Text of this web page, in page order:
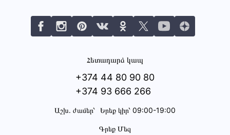
Հետադարձ կապ
+374 44 80 90 80
+374 93 666 266
Աշխ․ ժամեր՝ Երեք կիր՝ 09:00-19:00
Գրեք Մեզ